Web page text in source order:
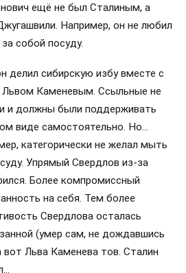
ещё не был Сталиным, а
Например, он не любил
собой посуду.
делил сибирскую избу вместе с
Каменевым. Ссыльные не
и должны были поддерживать
виде самостоятельно. Но…
категорически не желал мыть
Упрямый Свердлов из-за
Более компромиссный
на себя. Тем более
Свердлова осталась
(умер сам, не дождавшись
вот Льва Каменева тов. Сталин